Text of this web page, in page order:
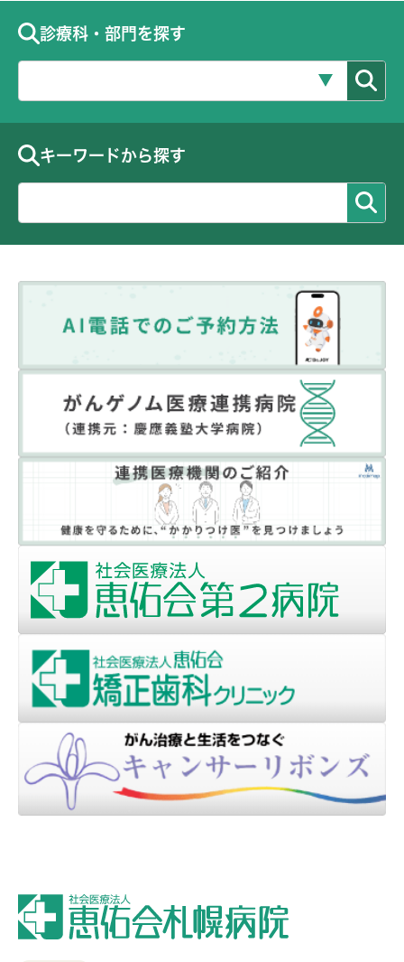
診療科・部門を探す
キーワードから探す